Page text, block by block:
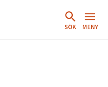
SÖK MENY